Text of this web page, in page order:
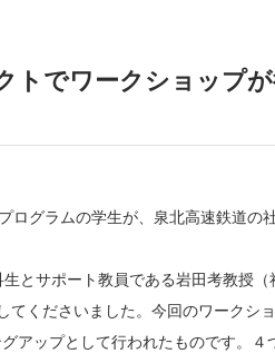
トでワークショップ
グラムの学生が、泉北高速鉄道の
とサポート教員である岩田考教授（
くださいました。今回のワークシ
アップとして行われたものです。４